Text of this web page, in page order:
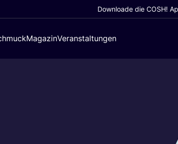
Downloade die COSH!
MagazinVeranstaltungen